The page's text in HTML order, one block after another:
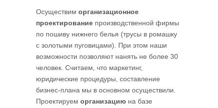
Осуществим организационное
проектирование производственной фирмы
по пошиву нижнего белья (трусы в ромашку
с золотыми пуговицами). При этом наши
возможности позволяют нанять не более 30
человек. Считаем, что маркетинг,
юридические процедуры, составление
бизнес-плана мы в основном осуществили.
Проектируем организацию на базе